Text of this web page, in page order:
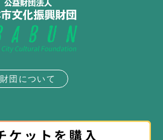
財団について